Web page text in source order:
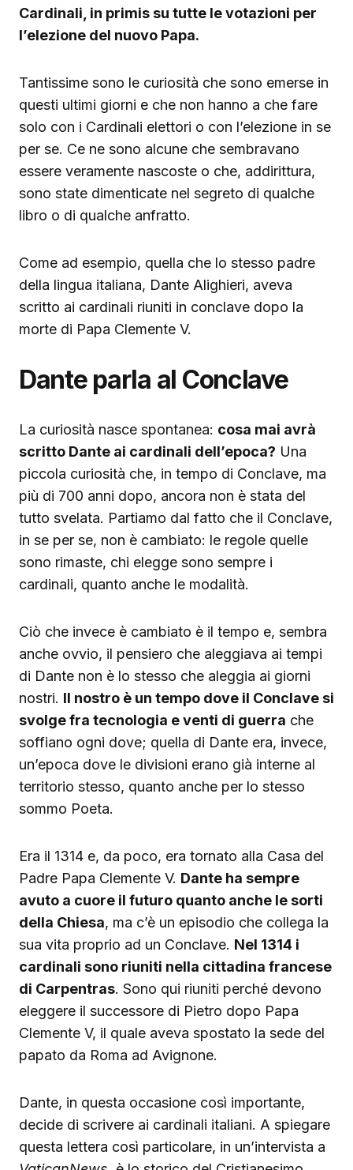
Cardinali, in primis su tutte le votazioni per
l’elezione del nuovo Papa.
Tantissime sono le curiosità che sono emerse in
questi ultimi giorni e che non hanno a che fare
solo con i Cardinali elettori o con l’elezione in se
per se. Ce ne sono alcune che sembravano
essere veramente nascoste o che, addirittura,
sono state dimenticate nel segreto di qualche
libro o di qualche anfratto.
Come ad esempio, quella che lo stesso padre
della lingua italiana, Dante Alighieri, aveva
scritto ai cardinali riuniti in conclave dopo la
morte di Papa Clemente V.
Dante parla al Conclave
La curiosità nasce spontanea: cosa mai avrà
scritto Dante ai cardinali dell’epoca? Una
piccola curiosità che, in tempo di Conclave, ma
più di 700 anni dopo, ancora non è stata del
tutto svelata. Partiamo dal fatto che il Conclave,
in se per se, non è cambiato: le regole quelle
sono rimaste, chi elegge sono sempre i
cardinali, quanto anche le modalità.
Ciò che invece è cambiato è il tempo e, sembra
anche ovvio, il pensiero che aleggiava ai tempi
di Dante non è lo stesso che aleggia ai giorni
nostri. Il nostro è un tempo dove il Conclave si
svolge fra tecnologia e venti di guerra che
soffiano ogni dove; quella di Dante era, invece,
un’epoca dove le divisioni erano già interne al
territorio stesso, quanto anche per lo stesso
sommo Poeta.
Era il 1314 e, da poco, era tornato alla Casa del
Padre Papa Clemente V. Dante ha sempre
avuto a cuore il futuro quanto anche le sorti
della Chiesa, ma c’è un episodio che collega la
sua vita proprio ad un Conclave. Nel 1314 i
cardinali sono riuniti nella cittadina francese
di Carpentras. Sono qui riuniti perché devono
eleggere il successore di Pietro dopo Papa
Clemente V, il quale aveva spostato la sede del
papato da Roma ad Avignone.
Dante, in questa occasione così importante,
decide di scrivere ai cardinali italiani. A spiegare
questa lettera così particolare, in un’intervista a